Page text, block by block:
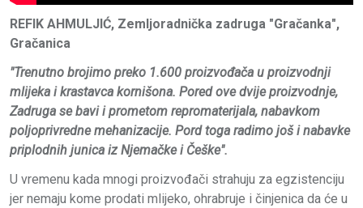
REFIK AHMULJIĆ, Zemljoradnička zadruga "Gračanka",
Gračanica
"Trenutno brojimo preko 1.600 proizvođača u proizvodnji
mlijeka i krastavca kornišona. Pored ove dvije proizvodnje,
Zadruga se bavi i prometom repromaterijala, nabavkom
poljoprivredne mehanizacije. Pord toga radimo još i nabavke
priplodnih junica iz Njemačke i Češke".
U vremenu kada mnogi proizvođači strahuju za egzistenciju
jer nemaju kome prodati mlijeko, ohrabruje i činjenica da će u